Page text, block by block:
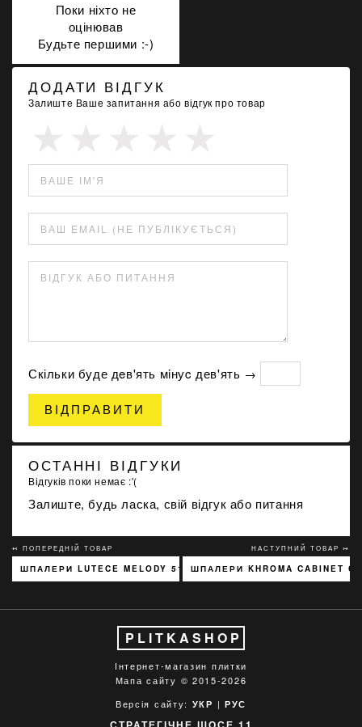
Поки ніхто не
оцінював
Будьте першими :-)
ДОДАТИ ВІДГУК
Залиште Ваше запитання або відгук про товар
ВАШЕ ІМ'Я
ВАШ EMAIL (НЕ ПУБЛІКУЄТЬСЯ)
ВІДГУК АБО ПИТАННЯ
Скільки буде дeв'ять мiнуc дев'ять →
ВІДПРАВИТИ
ОСТАННІ ВІДГУКИ
Відгуків поки немає :'(
Залиште, будь ласка, свій відгук або питання
↢ ПОПЕРЕДНІЙ ТОВАР
ШПАЛЕРИ LUTECE MELODY 51197301
НАСТУПНИЙ ТОВАР ↣
ШПАЛЕРИ KHROMA CABINET
PLITKASHOP
Інтернет-магазин плитки
Мапа сайту © 2015-2026
Версія сайту: УКР | РУС